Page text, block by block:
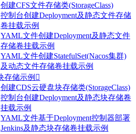
创建CFS文件存储类(StorageClass)
控制台创建Deployment及静态文件存储
卷挂载示例
YAML文件创建Deployment及静态文件
存储卷挂载示例
YAML文件创建StatefulSet(Nacos集群)
及动态文件存储卷挂载示例
存储示例 
创建CDS云硬盘块存储类(StorageClass)
控制台创建Deployment及静态块存储卷
挂载示例
YAML文件基于Deployment控制器部署
Jenkins及静态块存储卷挂载示例